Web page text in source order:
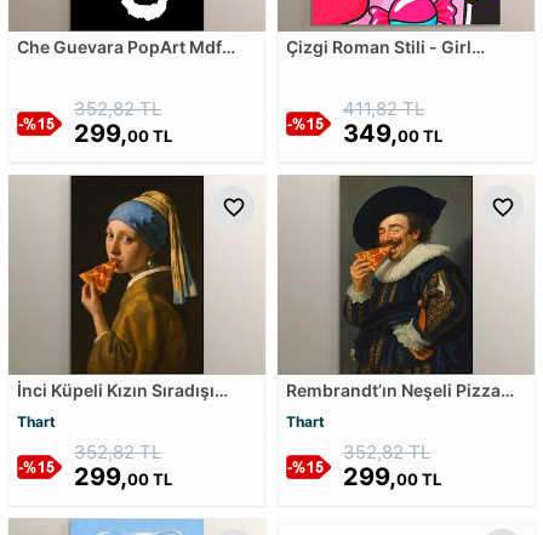
Che Guevara PopArt Mdf
352,82 TL
299,00 TL
Çizgi Roman Stili - Girl
411,82 TL
349,00 TL
İnci Küpeli Kızın Sıradışı
Thart
352,82 TL
299,00 TL
Rembrandt’ın Neşeli Pizza
Thart
352,82 TL
299,00 TL